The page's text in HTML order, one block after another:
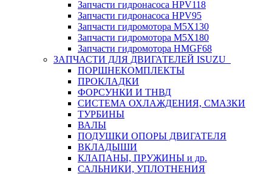
Запчасти гидронасоса HPV118
Запчасти гидронасоса HPV95
Запчасти гидромотора M5X130
Запчасти гидромотора M5X180
Запчасти гидромотора HMGF68
ЗАПЧАСТИ ДЛЯ ДВИГАТЕЛЕЙ ISUZU
ПОРШНЕКОМПЛЕКТЫ
ПРОКЛАДКИ
ФОРСУНКИ И ТНВД
СИСТЕМА ОХЛАЖДЕНИЯ, СМАЗКИ
ТУРБИНЫ
ВАЛЫ
ПОДУШКИ ОПОРЫ ДВИГАТЕЛЯ
ВКЛАДЫШИ
КЛАПАНЫ, ПРУЖИНЫ и др.
САЛЬНИКИ, УПЛОТНЕНИЯ